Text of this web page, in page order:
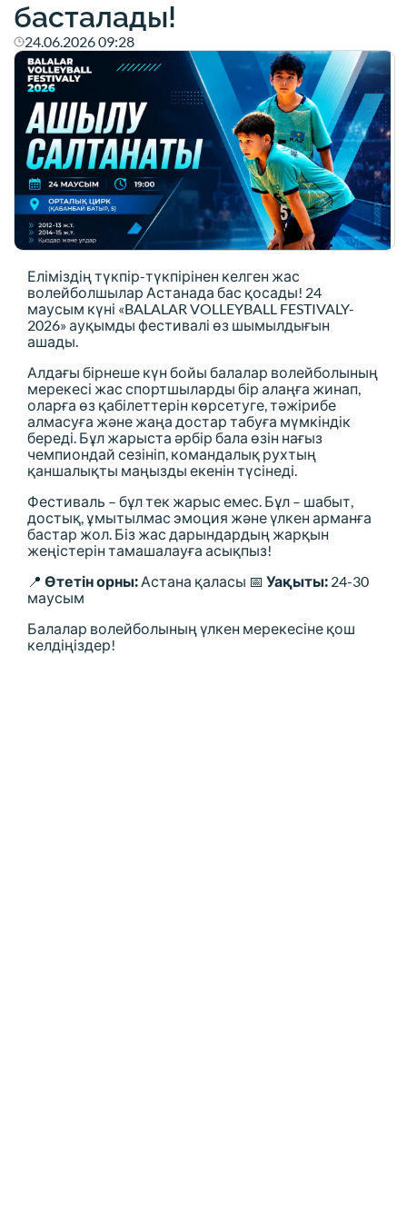
басталады!
24.06.2026 09:28
Еліміздің түкпір-түкпірінен келген жас
волейболшылар Астанада бас қосады! 24
маусым күні «BALALAR VOLLEYBALL FESTIVALY-
2026» ауқымды фестивалі өз шымылдығын
ашады.
Алдағы бірнеше күн бойы балалар волейболының
мерекесі жас спортшыларды бір алаңға жинап,
оларға өз қабілеттерін көрсетуге, тәжірибе
алмасуға және жаңа достар табуға мүмкіндік
береді. Бұл жарыста әрбір бала өзін нағыз
чемпиондай сезініп, командалық рухтың
қаншалықты маңызды екенін түсінеді.
Фестиваль – бұл тек жарыс емес. Бұл – шабыт,
достық, ұмытылмас эмоция және үлкен арманға
бастар жол. Біз жас дарындардың жарқын
жеңістерін тамашалауға асықпыз!
📍 Өтетін орны: Астана қаласы 📅 Уақыты: 24-30
маусым
Балалар волейболының үлкен мерекесіне қош
келдіңіздер!